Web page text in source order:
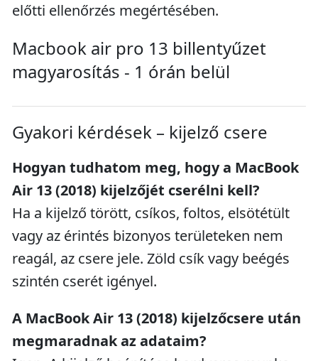
előtti ellenőrzés megértésében.
Macbook air pro 13 billentyűzet
magyarosítás - 1 órán belül
Gyakori kérdések – kijelző csere
Hogyan tudhatom meg, hogy a MacBook
Air 13 (2018) kijelzőjét cserélni kell?
Ha a kijelző törött, csíkos, foltos, elsötétült
vagy az érintés bizonyos területeken nem
reagál, az csere jele. Zöld csík vagy beégés
szintén cserét igényel.
A MacBook Air 13 (2018) kijelzőcsere után
megmaradnak az adataim?